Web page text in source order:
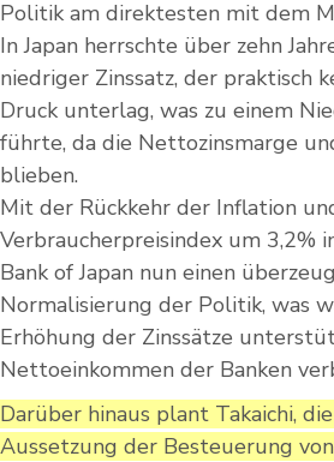
Politik am direktesten mit dem
In Japan herrschte über zehn
niedriger Zinssatz, der praktisch
Druck unterlag, was zu einem
führte, da die Nettozinsmarge
blieben.
Mit der Rückkehr der Inflation
Verbraucherpreisindex um 3,2%
Bank of Japan nun einen
Normalisierung der Politik, was
Erhöhung der Zinssätze
Nettoeinkommen der Banken
Darüber hinaus plant Takaichi,
Aussetzung der Besteuerung